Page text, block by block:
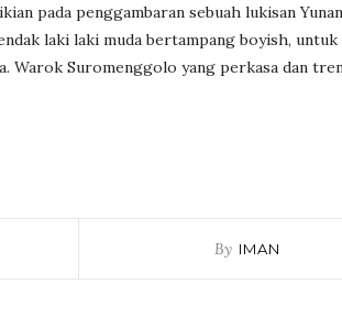
pada penggambaran sebuah lukisan
laki laki muda bertampang boyish,
Warok Suromenggolo yang perkasa dan
By IMAN